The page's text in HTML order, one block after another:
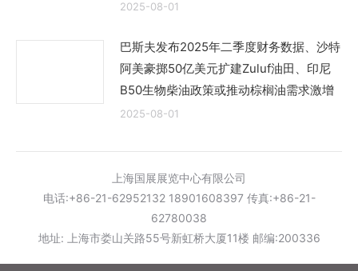
2025-08-01
巴斯夫发布2025年二季度财务数据、沙特
阿美豪掷50亿美元扩建Zuluf油田、印尼
B50生物柴油政策或推动棕榈油需求激增
2025-08-01
上海国展展览中心有限公司
电话:+86-21-62952132 18901608397 传真:+86-21-
62780038
地址: 上海市娄山关路55号新虹桥大厦11楼 邮编:200336